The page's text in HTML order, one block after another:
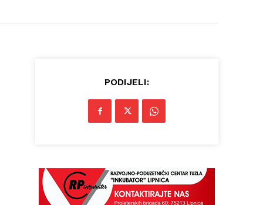
PODIJELI: